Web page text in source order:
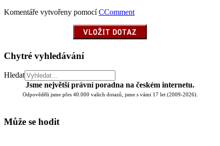
Komentáře vytvořeny pomocíCComment
Chytré vyhledávání
Hledat
Jsme největší právní poradna na českém internetu.
Odpověděli jsme přes 40.000 vašich dotazů, jsme s vámi 17 let (2009-2026).
Může se hodit